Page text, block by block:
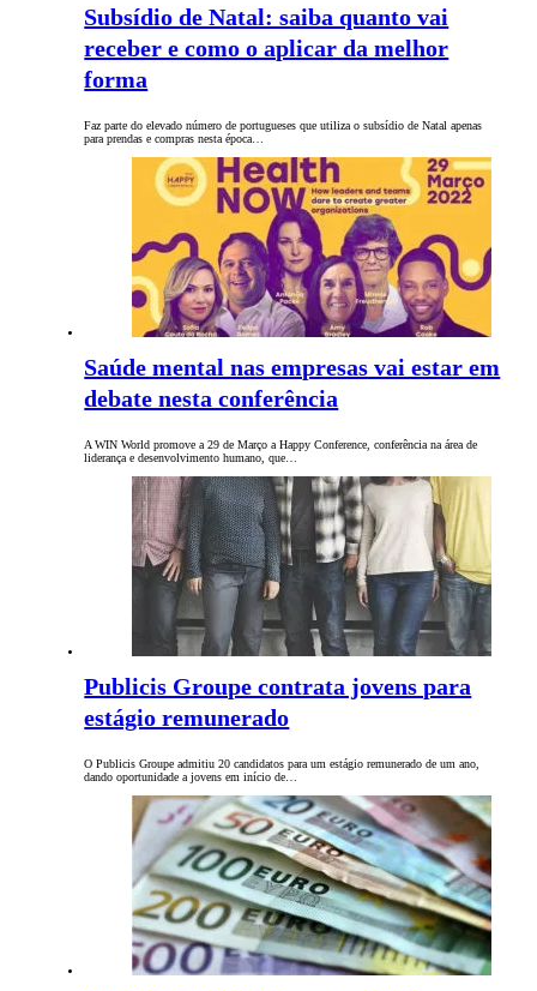
Subsídio de Natal: saiba quanto vai
receber e como o aplicar da melhor
forma
Faz parte do elevado número de portugueses que utiliza o subsídio de Natal apenas
para prendas e compras nesta época…
Saúde mental nas empresas vai estar em
debate nesta conferência
A WIN World promove a 29 de Março a Happy Conference, conferência na área de
liderança e desenvolvimento humano, que…
Publicis Groupe contrata jovens para
estágio remunerado
O Publicis Groupe admitiu 20 candidatos para um estágio remunerado de um ano,
dando oportunidade a jovens em início de…